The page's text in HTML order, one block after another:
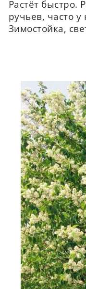
Растёт быстро.
ручьев, часто
Зимостойка,